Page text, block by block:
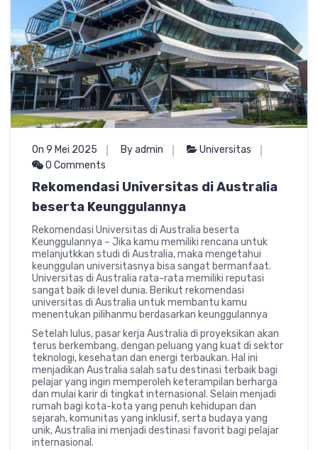
On 9 Mei 2025 By admin
Universitas
0 Comments
Rekomendasi Universitas di Australia
beserta Keunggulannya
Rekomendasi Universitas di Australia beserta
Keunggulannya – Jika kamu memiliki rencana untuk
melanjutkkan studi di Australia, maka mengetahui
keunggulan universitasnya bisa sangat bermanfaat.
Universitas di Australia rata-rata memiliki reputasi
sangat baik di level dunia. Berikut rekomendasi
universitas di Australia untuk membantu kamu
menentukan pilihanmu berdasarkan keunggulannya
Setelah lulus, pasar kerja Australia di proyeksikan akan
terus berkembang, dengan peluang yang kuat di sektor
teknologi, kesehatan dan energi terbaukan. Hal ini
menjadikan Australia salah satu destinasi terbaik bagi
pelajar yang ingin memperoleh keterampilan berharga
dan mulai karir di tingkat internasional. Selain menjadi
rumah bagi kota-kota yang penuh kehidupan dan
sejarah, komunitas yang inklusif, serta budaya yang
unik, Australia ini menjadi destinasi favorit bagi pelajar
internasional.